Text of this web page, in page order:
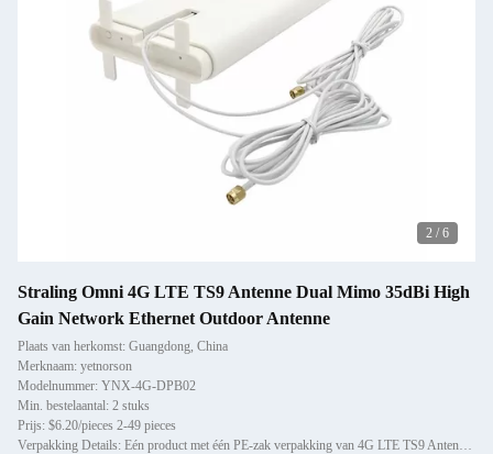
2 / 6
Straling Omni 4G LTE TS9 Antenne Dual Mimo 35dBi High
Gain Network Ethernet Outdoor Antenne
Plaats van herkomst: Guangdong, China
Merknaam: yetnorson
Modelnummer: YNX-4G-DPB02
Min. bestelaantal: 2 stuks
Prijs: $6.20/pieces 2-49 pieces
Verpakking Details: Eén product met één PE-zak verpakking van 4G LTE TS9 Antenne Dual Mimo 35dBi High Gain Network Ether